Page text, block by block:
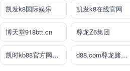
凯发k8国际娱乐 凯发k8在线官网
博天堂918btt.cn 尊龙Z6集团
凯时kb88官方网站·官网首页 d88.com尊龙赌场官网